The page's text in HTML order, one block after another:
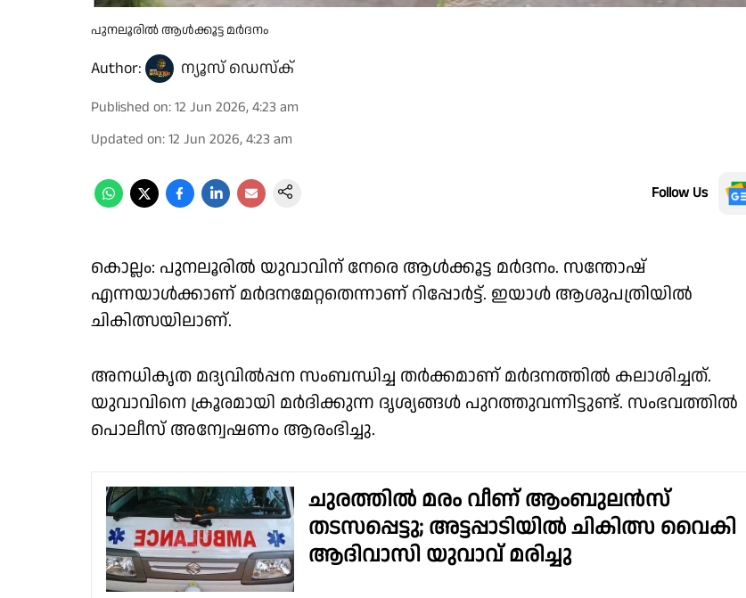
പുനലൂരിൽ ആൾക്കൂട്ട മർദനം
Author: ന്യൂസ് ഡെസ്ക്
Published on:12 Jun 2026, 4:23 am
Updated on:12 Jun 2026, 4:23 am
Follow Us
കൊല്ലം: പുനലൂരിൽ യുവാവിന് നേരെ ആൾക്കൂട്ട മർദനം. സന്തോഷ്
എന്നയാൾക്കാണ് മർദനമേറ്റതെന്നാണ് റിപ്പോർട്ട്. ഇയാൾ ആശുപത്രിയിൽ
ചികിത്സയിലാണ്.
അനധികൃത മദ്യവിൽപ്പന സംബന്ധിച്ച തർക്കമാണ് മർദനത്തിൽ കലാശിച്ചത്.
യുവാവിനെ ക്രൂരമായി മർദിക്കുന്ന ദൃശ്യങ്ങൾ പുറത്തുവന്നിട്ടുണ്ട്. സംഭവത്തിൽ
പൊലീസ് അന്വേഷണം ആരംഭിച്ചു.
ചുരത്തിൽ മരം വീണ് ആംബുലൻസ്
തടസപ്പെട്ടു; അട്ടപ്പാടിയിൽ ചികിത്സ വൈകി
ആദിവാസി യുവാവ് മരിച്ചു